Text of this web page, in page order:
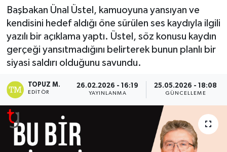
Başbakan Ünal Üstel, kamuoyuna yansıyan ve
kendisini hedef aldığı öne sürülen ses kaydıyla ilgili
yazılı bir açıklama yaptı. Üstel, söz konusu kaydın
gerçeği yansıtmadığını belirterek bunun planlı bir
siyasi saldırı olduğunu savundu.
TOPUZ M.
EDITÖR
26.02.2026 - 16:19
YAYINLANMA
25.05.2026 - 18:08
GÜNCELLEME
TEKNOLOJİ
TÜRKİYE
Haber Arşivi